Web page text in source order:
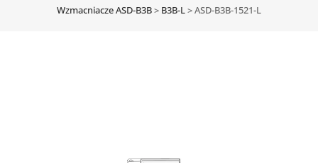
Wzmacniacze ASD-B3B> B3B-L>ASD-B3B-1521-L